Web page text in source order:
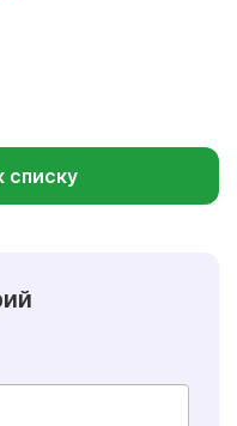
списку